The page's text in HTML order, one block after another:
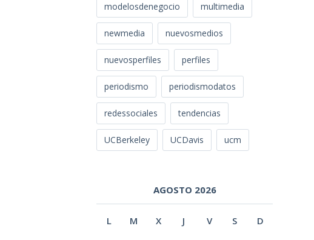
modelosdenegocio multimedia
newmedia nuevosmedios
nuevosperfiles perfiles
periodismo periodismodatos
redessociales tendencias
UCBerkeley UCDavis ucm
AGOSTO 2026
L M X J V S D